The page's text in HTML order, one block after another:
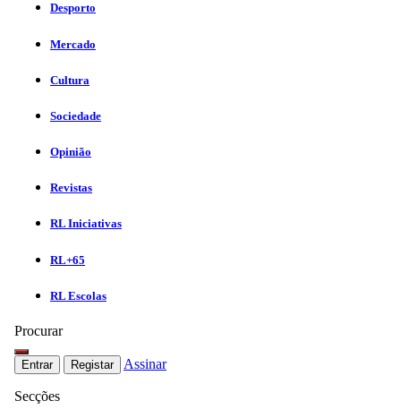
Desporto
Mercado
Cultura
Sociedade
Opinião
Revistas
RL Iniciativas
RL+65
RL Escolas
Procurar
Entrar Registar Assinar
Secções